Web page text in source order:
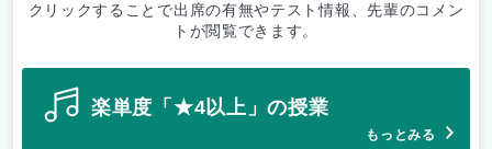
クリックすることで出席の有無やテスト情報、先輩のコメン
トが閲覧できます。
楽単度「★4以上」の授業
もっとみる